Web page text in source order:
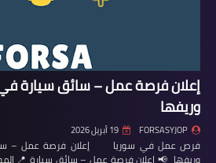
إعلان فرصة عمل – سائق سيارة
وريفها
FORSASYJOP 19 أبريل 2026
فرص عمل في سوريا إعلان فرصة عمل –